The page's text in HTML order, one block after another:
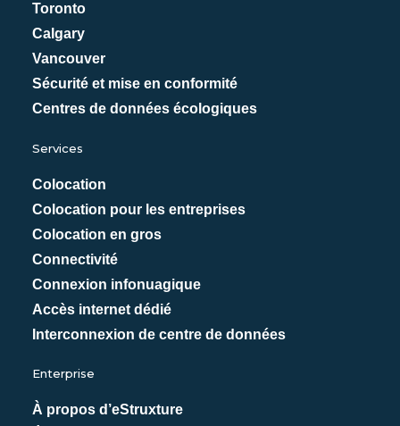
Toronto
Calgary
Vancouver
Sécurité et mise en conformité
Centres de données écologiques
Services
Colocation
Colocation pour les entreprises
Colocation en gros
Connectivité
Connexion infonuagique
Accès internet dédié
Interconnexion de centre de données
Enterprise
À propos d’eStruxture